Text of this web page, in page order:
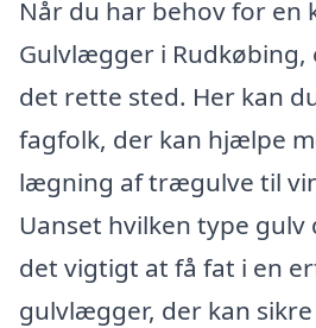
Når du har behov for en
Gulvlægger i
det rette sted. Her kan
fagfolk, der kan hjælpe
lægning af trægulve til
Uanset hvilken type gulv
det vigtigt at få fat i en
gulvlægger, der kan